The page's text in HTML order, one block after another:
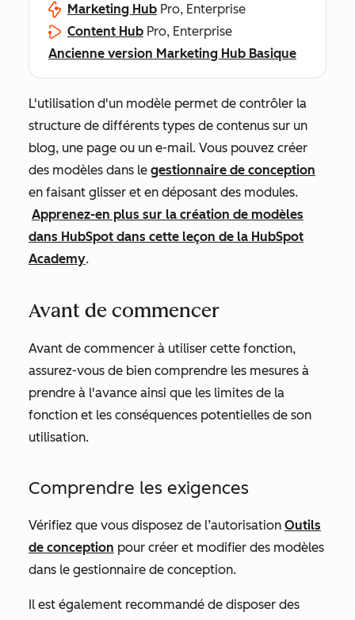
Marketing Hub Pro, Enterprise
Content Hub Pro, Enterprise
Ancienne version Marketing Hub Basique
L'utilisation d'un modèle permet de contrôler la
structure de différents types de contenus sur un
blog, une page ou un e-mail. Vous pouvez créer
des modèles dans le gestionnaire de conception
en faisant glisser et en déposant des modules.
Apprenez-en plus sur la création de modèles
dans HubSpot dans cette leçon de la HubSpot
Academy.
Avant de commencer
Avant de commencer à utiliser cette fonction,
assurez-vous de bien comprendre les mesures à
prendre à l'avance ainsi que les limites de la
fonction et les conséquences potentielles de son
utilisation.
Comprendre les exigences
Vérifiez que vous disposez de l’autorisation Outils
de conception pour créer et modifier des modèles
dans le gestionnaire de conception.
Il est également recommandé de disposer des